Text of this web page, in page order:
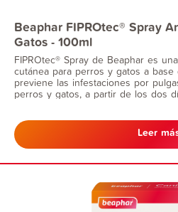
Beaphar FIPROtec® Spray
Gatos - 100ml
FIPROtec® Spray de Beaphar es
cutánea para perros y gatos a base
previene las infestaciones por
perros y gatos, a partir de los dos
Leer